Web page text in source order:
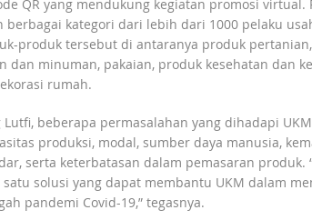
QR yang mendukung kegiatan promosi virtual.
berbagai kategori dari lebih dari 1000 pelaku
produk tersebut di antaranya produk
dan minuman, pakaian, produk kesehatan dan
rumah.
beberapa permasalahan yang dihadapi
produksi, modal, sumber daya manusia,
serta keterbatasan dalam pemasaran produk.
solusi yang dapat membantu UKM dalam
pandemi Covid-19,” tegasnya.